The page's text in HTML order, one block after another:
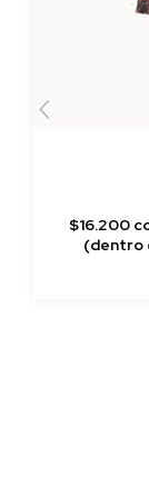
$16.200
(dentro